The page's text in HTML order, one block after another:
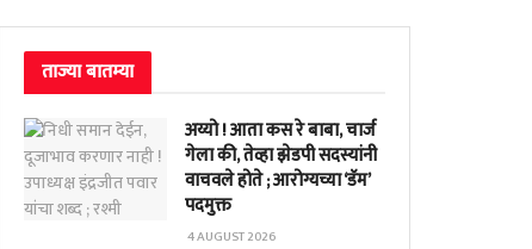
ताज्या बातम्या
अय्यो ! आता कस रे बाबा, चार्ज
गेला की, तेव्हा झेडपी सदस्यांनी
वाचवले होते ; आरोग्यच्या ‘डॅम’
पदमुक्त
4 AUGUST 2026